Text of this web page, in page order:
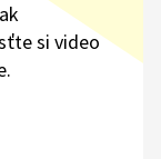
si video